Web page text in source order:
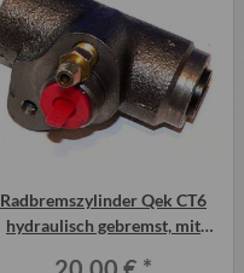
Radbremszylinder Qek CT6
hydraulisch gebremst, mit